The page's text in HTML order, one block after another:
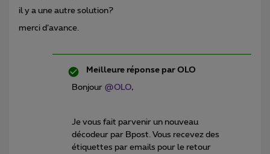
il y a une autre solution?
merci d’avance.
Meilleure réponse par OLO
Bonjour @OLO,
Je vous fait parvenir un nouveau
décodeur par Bpost. Vous recevez des
étiquettes par emails pour le retour